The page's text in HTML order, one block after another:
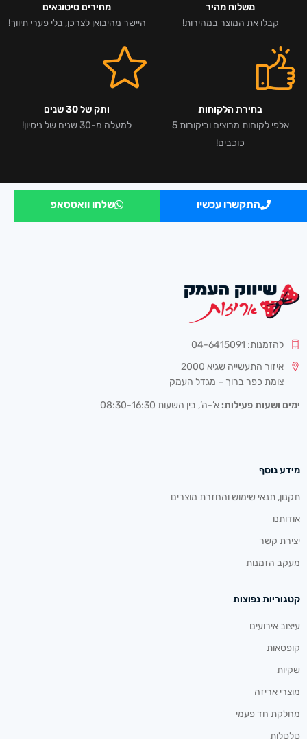
משלוח מהיר
קבלו את המוצר במהירות!
מחירים סיטונאים
היישר מהיבואן לצרכן, בלי פערי תיווך!
בחירת הלקוחות
אלפי לקוחות מרוצים וביקורות 5
כוכבים!
ותק של 30 שנים
למעלה מ-30 שנים של ניסיון!
התקשרו עכשיו שלחו וואטסאפ
להזמנות: 04-6415091
איזור התעשייה שגיא 2000
צומת כפר ברוך – מגדל העמק
ימים ושעות פעילות: א’-ה’, בין השעות 08:30-16:30
מידע נוסף
תקנון, תנאי שימוש והחזרת מוצרים
אודותנו
יצירת קשר
מעקב הזמנות
קטגוריות נפוצות
עיצוב אירועים
קופסאות
שקיות
מוצרי אריזה
מחלקת חד פעמי
סלסלות